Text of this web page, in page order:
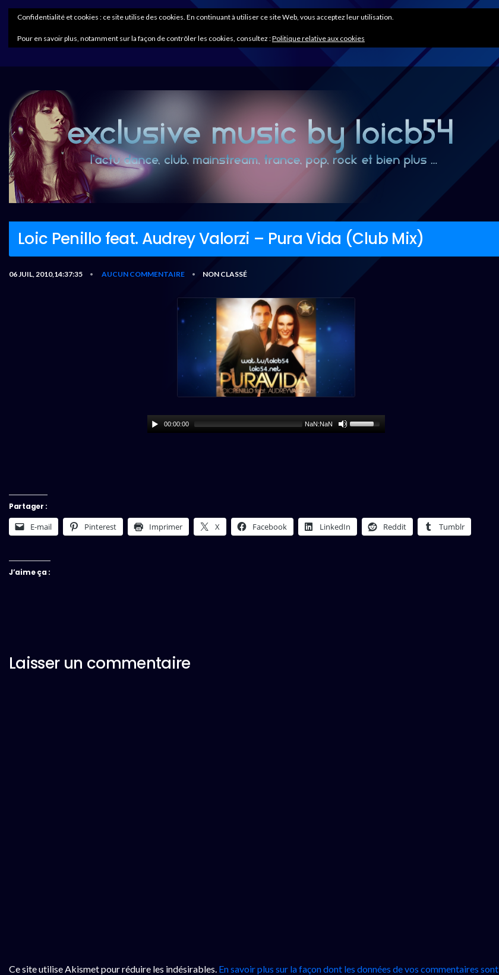
Loic Penillo feat. Audrey Valorzi – Pura Vida (Club Mix)
06 JUIL, 2010,14:37:35 • AUCUN COMMENTAIRE • NON CLASSÉ
00:00:00 NaN:NaN
Partager :
E-mail Pinterest Imprimer X Facebook LinkedIn Reddit Tumblr
J’aime ça :
Laisser un commentaire
Ce site utilise Akismet pour réduire les indésirables. En savoir plus sur la façon dont les données de vos commentaires sont
Confidentialité et cookies : ce site utilise des cookies. En continuant à utiliser ce site Web, vous acceptez leur utilisation.
Pour en savoir plus, notamment sur la façon de contrôler les cookies, consultez :Politique relative aux cookies